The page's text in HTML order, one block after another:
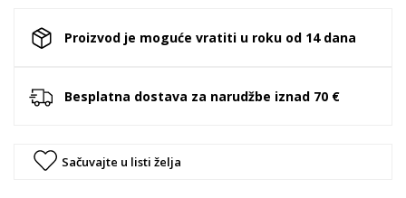
Proizvod je moguće vratiti u roku od 14 dana
Besplatna dostava za narudžbe iznad 70 €
Sačuvajte u listi želja